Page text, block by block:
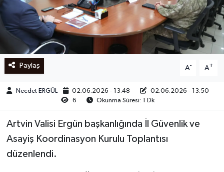
Paylaş A- A+
Necdet ERGÜL 02.06.2026 - 13:48
02.06.2026 - 13:50
6
Okunma Süresi: 1 Dk
Artvin Valisi Ergün başkanlığında İl Güvenlik ve
Asayiş Koordinasyon Kurulu Toplantısı
düzenlendi.
Ege
İzmir
İletişim
Künye
Yerel